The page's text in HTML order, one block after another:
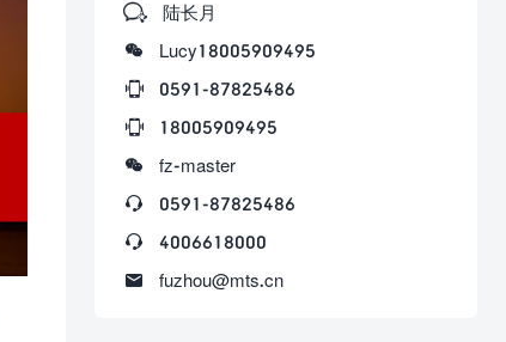

陆长月

Lucy18005909495

0591-87825486

18005909495

fz-master

0591-87825486

4006618000

fuzhou@mts.cn